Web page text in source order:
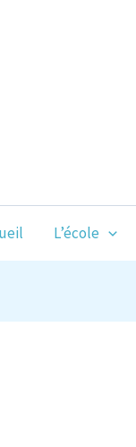
L’école